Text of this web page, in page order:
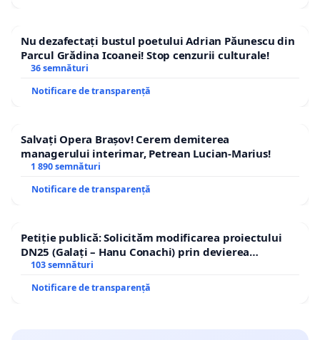
Nu dezafectați bustul poetului Adrian Păunescu din
Parcul Grădina Icoanei! Stop cenzurii culturale!
36 semnături
Notificare de transparență
Salvați Opera Brașov! Cerem demiterea
managerului interimar, Petrean Lucian-Marius!
1 890 semnături
Notificare de transparență
Petiție publică: Solicităm modificarea proiectului
DN25 (Galați – Hanu Conachi) prin devierea
traseului în afara localităților!
103 semnături
Notificare de transparență